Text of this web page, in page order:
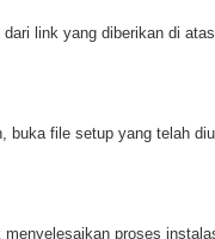
dari link yang diberikan di
buka file setup yang telah
menyelesaikan proses